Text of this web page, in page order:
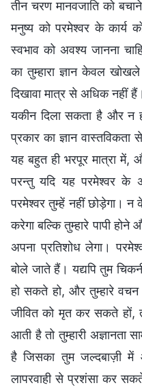
तीन चरण मानवजाति को
मनुष्य को परमेश्वर के कार्य
स्वभाव को अवश्य जानना
का तुम्हारा ज्ञान केवल खोखले
दिखावा मात्र से अधिक नहीं
यकीन दिला सकता है और न
प्रकार का ज्ञान
यह बहुत ही भरपूर मात्रा
परन्तु यदि यह परमेश्वर के
परमेश्वर तुम्हें नहीं छोड़ेगा। न
करेगा बल्कि तुम्हारे पापी
अपना प्रतिशोध लेगा।
बोले जाते हैं। यद्यपि तुम
हो सकते हो, और तुम्हारे
जीवित को मृत कर सकते हों,
आती है तो तुम्हारी अज्ञानता
है जिसका तुम जल्दबाज़ी
लापरवाही से प्रशंसा कर